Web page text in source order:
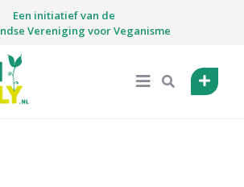
Een initiatief van de
Vereniging voor Veganisme